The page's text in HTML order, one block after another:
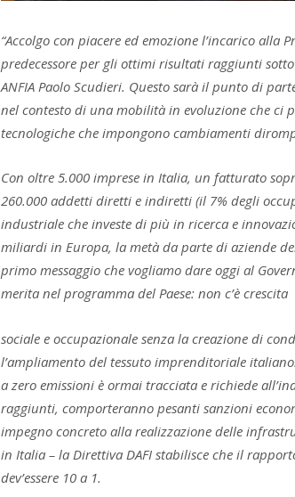
“Accolgo con piacere ed emozione l’incarico alla
predecessore per gli ottimi risultati raggiunti
ANFIA Paolo Scudieri. Questo sarà il punto di
nel contesto di una mobilità in evoluzione che ci
tecnologiche che impongono cambiamenti
Con oltre 5.000 imprese in Italia, un fatturato
260.000 addetti diretti e indiretti (il 7% degli
industriale che investe di più in ricerca e
miliardi in Europa, la metà da parte di aziende
primo messaggio che vogliamo dare oggi al
merita nel programma del Paese: non c’è crescita
sociale e occupazionale senza la creazione di
l’ampliamento del tessuto imprenditoriale
a zero emissioni è ormai tracciata e richiede
raggiunti, comporteranno pesanti sanzioni
impegno concreto alla realizzazione delle
in Italia – la Direttiva DAFI stabilisce che il
dev’essere 10 a 1.